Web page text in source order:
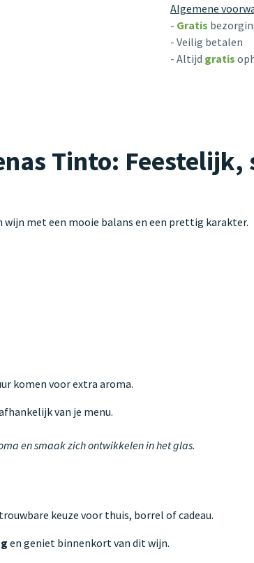
Algemene
- Gratis
- Veilig betalen
- Altijd gratis
Tinto:
wijn met een mooie balans en een prettig karakter.
komen voor extra aroma.
van je menu.
en smaak zich ontwikkelen in het glas.
keuze voor thuis, borrel of cadeau.
en geniet binnenkort van dit wijn.